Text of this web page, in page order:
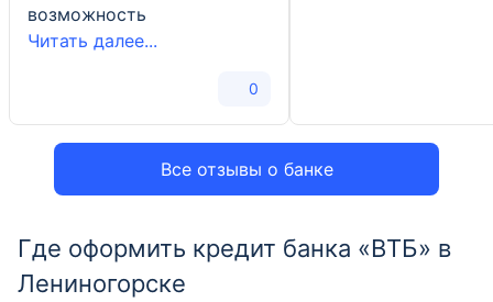
Все отзывы о банке
возможность
Читать далее...
0
Где оформить кредит банка «ВТБ» в
Лениногорске